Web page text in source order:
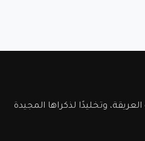
وتخليدًا لذكراها المجيدة